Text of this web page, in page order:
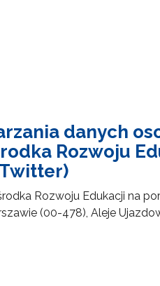
danych
Rozwoju
Rozwoju Edukacji na
(00-478), Aleje